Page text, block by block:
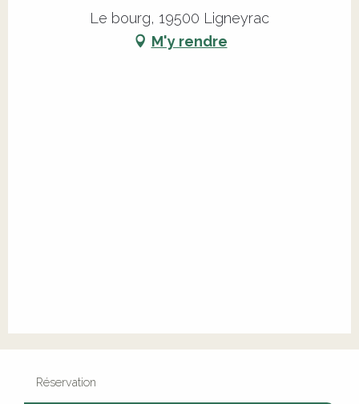
Le bourg, 19500 Ligneyrac
M'y rendre
Réservation